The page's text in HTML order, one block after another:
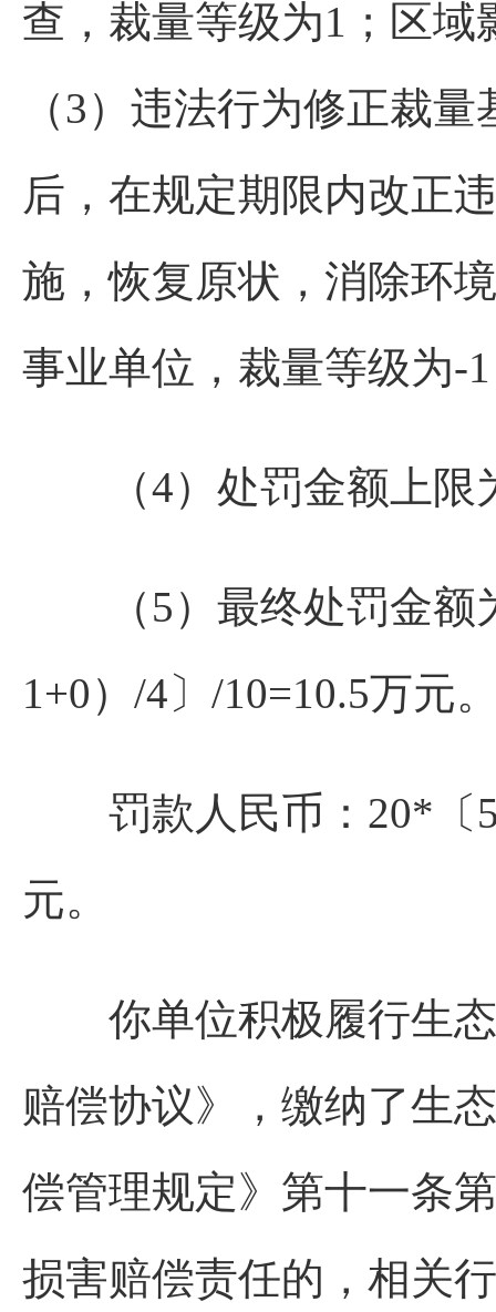
查，裁量等级为1；区
（3）违法行为修正裁
后，在规定期限内改正
施，恢复原状，消除环
事业单位，裁量等级为-
（4）处罚金额上限
（5）最终处罚金额
1+0）/4〕/10=10.5万元
罚款人民币：20*〔5/
元。
你单位积极履行生态
赔偿协议》，缴纳了生
偿管理规定》第十一条
损害赔偿责任的，相关